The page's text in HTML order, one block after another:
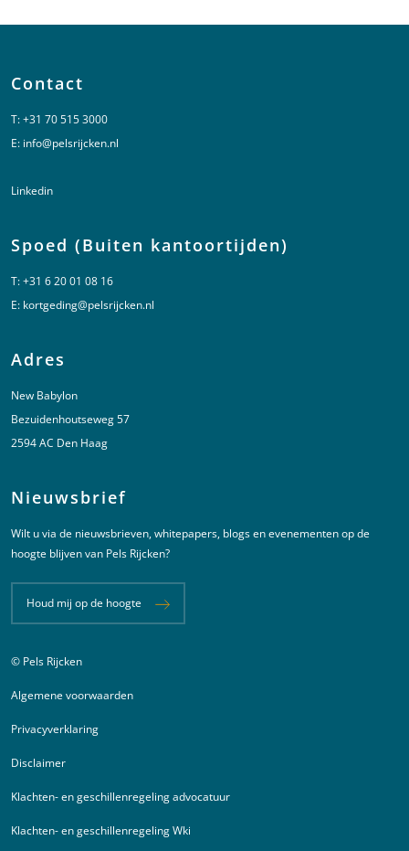
Contact
T:+31 70 515 3000
E: info@pelsrijcken.nl
Linkedin
Spoed (Buiten kantoortijden)
T:+31 6 20 01 08 16
E: kortgeding@pelsrijcken.nl
Adres
New Babylon
Bezuidenhoutseweg 57
2594 AC Den Haag
Nieuwsbrief
Wilt u via de nieuwsbrieven, whitepapers, blogs en evenementen op de
hoogte blijven van Pels Rijcken?
Houd mij op de hoogte
Juridische informatie
© Pels Rijcken
Algemene voorwaarden
Privacyverklaring
Disclaimer
Klachten- en geschillenregeling advocatuur
Klachten- en geschillenregeling Wki